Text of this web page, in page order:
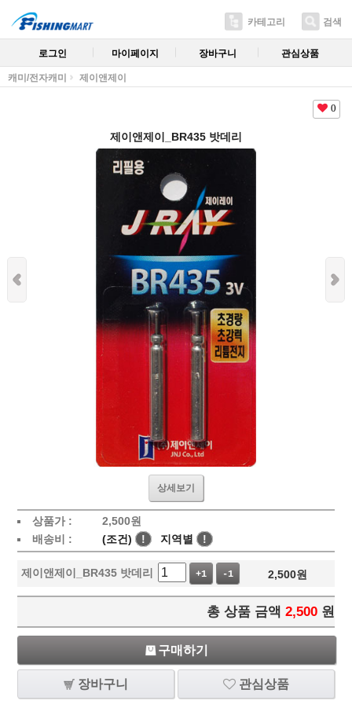
카테고리 검색
로그인 마이페이지 장바구니 관심상품
캐미/전자캐미 제이앤제이
0
제이앤제이_BR435 밧데리
상세보기
상품가 : 2,500원
배송비 :
(조건) ! 지역별 !
제이앤제이_BR435 밧데리 +1 -1 2,500원
총 상품 금액 2,500 원
구매하기
장바구니 관심상품